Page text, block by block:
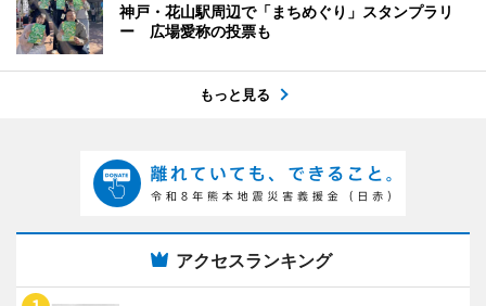
神戸・花山駅周辺で「まちめぐり」スタンプラリ
ー 広場愛称の投票も
もっと見る
アクセスランキング